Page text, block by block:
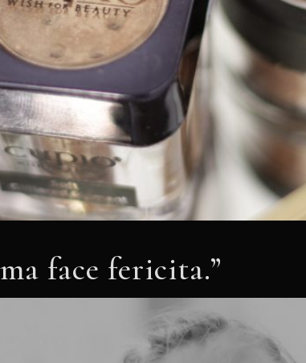
face fericita.”